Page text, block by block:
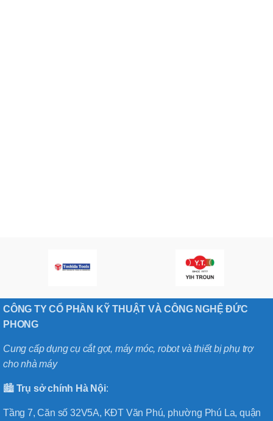
CÔNG TY CỔ PHẦN KỸ THUẬT VÀ CÔNG NGHỆ ĐỨC
PHONG
Cung cấp dụng cụ cắt gọt, máy móc, robot và thiết bị phụ trợ
cho nhà máy
🏙️ Trụ sở chính Hà Nội:
Tầng 7, Căn số 32V5A, KĐT Văn Phú, phường Phú La, quận